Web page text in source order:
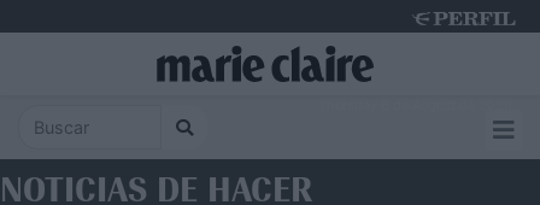
NOTICIAS DE HACER